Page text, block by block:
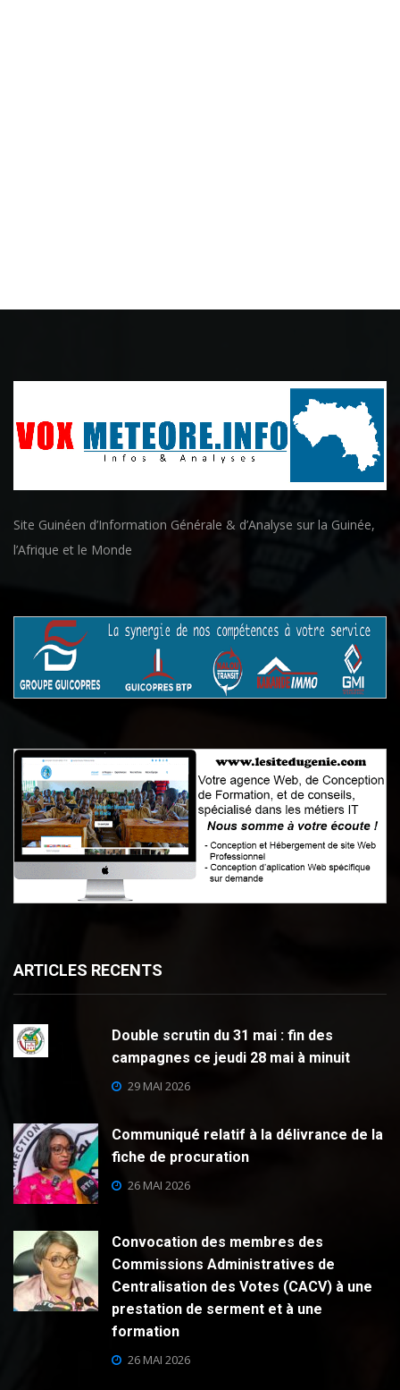
Site Guinéen d’Information Générale & d’Analyse sur la Guinée,
l’Afrique et le Monde
ARTICLES RECENTS
Double scrutin du 31 mai : fin des
campagnes ce jeudi 28 mai à minuit
29 MAI 2026
Communiqué relatif à la délivrance de la
fiche de procuration
26 MAI 2026
Convocation des membres des
Commissions Administratives de
Centralisation des Votes (CACV) à une
prestation de serment et à une
formation
26 MAI 2026